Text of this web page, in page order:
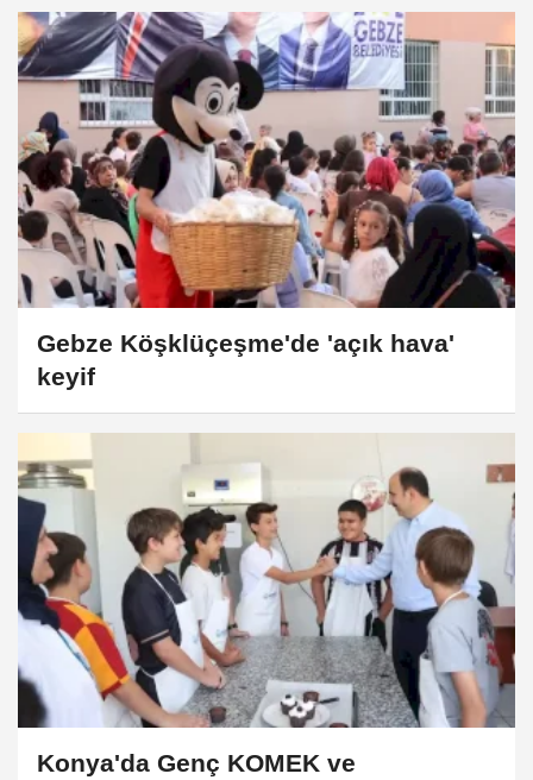
Gebze Köşklüçeşme'de 'açık hava'
keyif
Konya'da Genç KOMEK ve